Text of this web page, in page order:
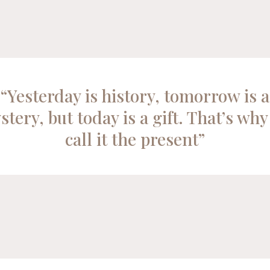
“Yesterday is history, tomorrow is a
but today is a gift. That’s
call it the present”